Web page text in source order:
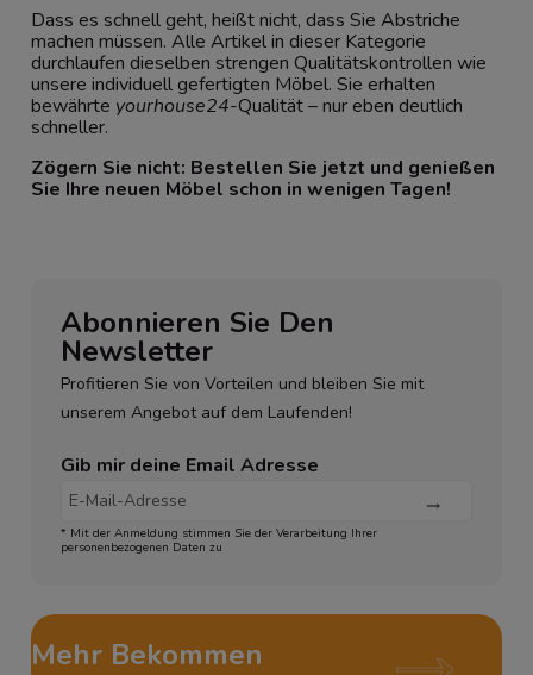
Dass es schnell geht, heißt nicht, dass Sie Abstriche
machen müssen. Alle Artikel in dieser Kategorie
durchlaufen dieselben strengen Qualitätskontrollen wie
unsere individuell gefertigten Möbel. Sie erhalten
bewährte yourhouse24-Qualität – nur eben deutlich
schneller.
Zögern Sie nicht: Bestellen Sie jetzt und genießen
Sie Ihre neuen Möbel schon in wenigen Tagen!
Abonnieren Sie Den
Newsletter
Profitieren Sie von Vorteilen und bleiben Sie mit
unserem Angebot auf dem Laufenden!
Gib mir deine Email Adresse
* Mit der Anmeldung stimmen Sie der Verarbeitung Ihrer
personenbezogenen Daten zu
Mehr Bekommen